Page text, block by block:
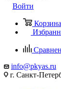
Войти
Корзина
info@pkyas.ru
г. Санкт-